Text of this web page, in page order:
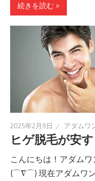
続きを読む »
2025年2月9日 アダムワ
ヒゲ脱毛が安
こんにちは！アダム
(⌒∇⌒) 現在アダムワ